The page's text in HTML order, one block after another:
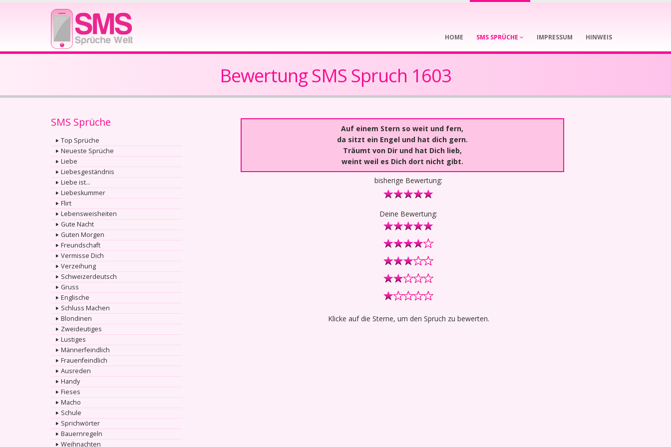
HOME SMS SPRÜCHE IMPRESSUM HINWEIS
Bewertung SMS Spruch 1603
SMS Sprüche
Top Sprüche
Neueste Sprüche
Liebe
Liebesgeständnis
Liebe ist...
Liebeskummer
Flirt
Lebensweisheiten
Gute Nacht
Guten Morgen
Freundschaft
Vermisse Dich
Verzeihung
Schweizerdeutsch
Gruss
Englische
Schluss Machen
Blondinen
Zweideutiges
Lustiges
Männerfeindlich
Frauenfeindlich
Ausreden
Handy
Fieses
Macho
Schule
Sprichwörter
Bauernregeln
Weihnachten
Auf einem Stern so weit und fern,
da sitzt ein Engel und hat dich gern.
Träumt von Dir und hat Dich lieb,
weint weil es Dich dort nicht gibt.
bisherige Bewertung:
Deine Bewertung:
Klicke auf die Sterne, um den Spruch zu bewerten.